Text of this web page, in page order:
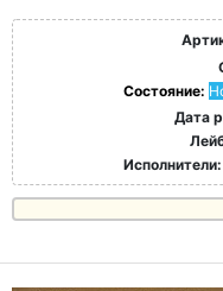
Состояние:
Дата
Исполнители: